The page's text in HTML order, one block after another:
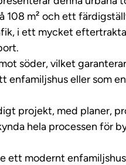
108 m² och ett
i ett mycket
söder, vilket
enfamiljshus eller som
projekt, med planer,
hela processen för
ett modernt